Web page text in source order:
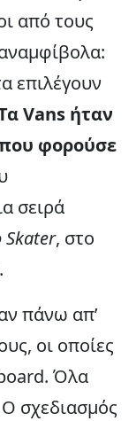
από τους
επιλέγουν
Vans ήταν
φορούσε
σειρά
Skater, στο
πάνω απ’
οι οποίες
Όλα
σχεδιασμός